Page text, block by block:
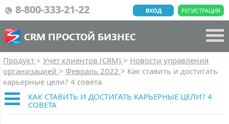
8-800-333-21-22 РЕГИСТРАЦИЯ
ВХОД
CRM ПРОСТОЙ БИЗНЕС
Продукт > Учет клиентов (CRM) > Новости управления
организацией > Февраль 2022 > Как ставить и достигать
карьерные цели? 4 совета
КАК СТАВИТЬ И ДОСТИГАТЬ КАРЬЕРНЫЕ ЦЕЛИ? 4
СОВЕТА